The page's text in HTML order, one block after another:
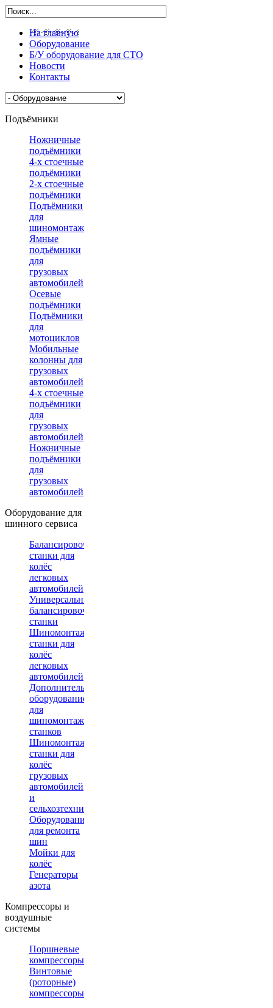
На главную
Оборудование
Б/У оборудование для СТО
Новости
Контакты
Подъёмники
Ножничные
подъёмники
4-х стоечные
подъёмники
2-х стоечные
подъёмники
Подъёмники
для
шиномонтажа
Ямные
подъёмники
для
грузовых
автомобилей
Осевые
подъёмники
Подъёмники
для
мотоциклов
Мобильные
колонны для
грузовых
автомобилей
4-х стоечные
подъёмники
для
грузовых
автомобилей
Ножничные
подъёмники
для
грузовых
автомобилей
Оборудование для
шинного сервиса
Балансировочные
станки для
колёс
легковых
автомобилей
Универсальные
балансировочные
станки
Шиномонтажные
станки для
колёс
легковых
автомобилей
Дополнительное
оборудование
для
шиномонтажных
станков
Шиномонтажные
станки для
колёс
грузовых
автомобилей
и
сельхозтехники
Оборудование
для ремонта
шин
Мойки для
колёс
Генераторы
азота
Компрессоры и
воздушные
системы
Поршневые
компрессоры
Винтовые
(роторные)
компрессоры